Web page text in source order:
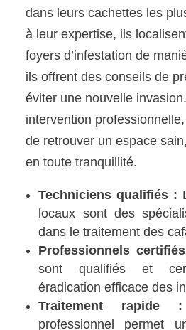
dans leurs cachettes les
à leur expertise, ils
foyers d’infestation de
ils offrent des conseils de
éviter une nouvelle
intervention
de retrouver un espace
en toute tranquillité.
Techniciens qualifiés :
locaux sont des
dans le traitement des
Professionnels
sont qualifiés et
éradication efficace des
Traitement rapide :
professionnel permet